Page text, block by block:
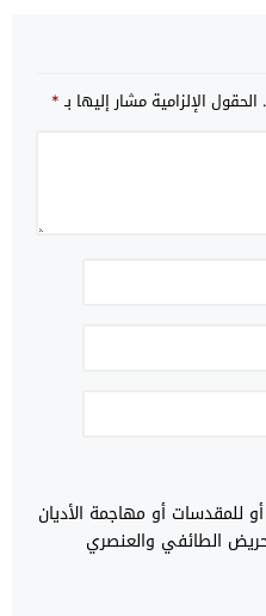
الحقول الإلزامية مشار إليها بـ*
للمقدسات أو مهاجمة الأديان
الطائفي والعنصري